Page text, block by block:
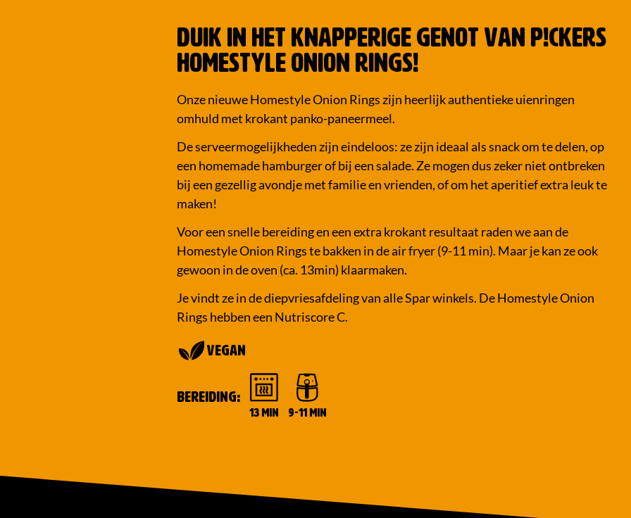
DUIK IN HET KNAPPERIGE GENOT VAN P!CKERS
HOMESTYLE ONION RINGS!
Onze nieuwe Homestyle Onion Rings zijn heerlijk authentieke uienringen
omhuld met krokant panko-paneermeel.
De serveermogelijkheden zijn eindeloos: ze zijn ideaal als snack om te delen, op
een homemade hamburger of bij een salade. Ze mogen dus zeker niet ontbreken
bij een gezellig avondje met familie en vrienden, of om het aperitief extra leuk te
maken!
Voor een snelle bereiding en een extra krokant resultaat raden we aan de
Homestyle Onion Rings te bakken in de air fryer (9-11 min). Maar je kan ze ook
gewoon in de oven (ca. 13min) klaarmaken.
Je vindt ze in de diepvriesafdeling van alle Spar winkels. De Homestyle Onion
Rings hebben een Nutriscore C.
Vegan
BEREIDING:
13 MIN 9-11 MIN